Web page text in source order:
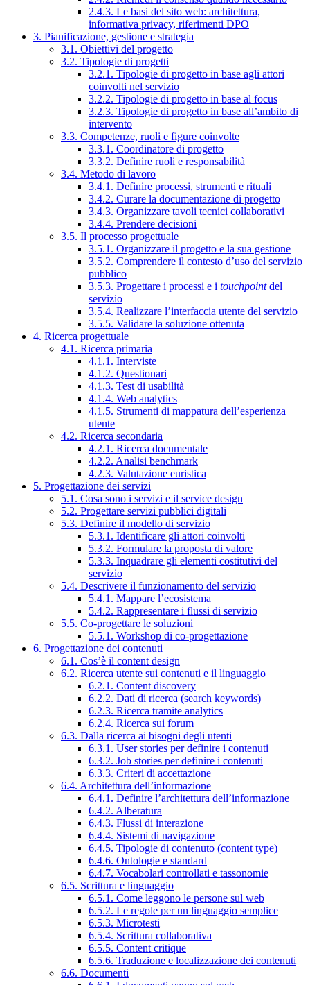
2.4.3. Le basi del sito web: architettura,
informativa privacy, riferimenti DPO
3. Pianificazione, gestione e strategia
3.1. Obiettivi del progetto
3.2. Tipologie di progetti
3.2.1. Tipologie di progetto in base agli attori
coinvolti nel servizio
3.2.2. Tipologie di progetto in base al focus
3.2.3. Tipologie di progetto in base all’ambito di
intervento
3.3. Competenze, ruoli e figure coinvolte
3.3.1. Coordinatore di progetto
3.3.2. Definire ruoli e responsabilità
3.4. Metodo di lavoro
3.4.1. Definire processi, strumenti e rituali
3.4.2. Curare la documentazione di progetto
3.4.3. Organizzare tavoli tecnici collaborativi
3.4.4. Prendere decisioni
3.5. Il processo progettuale
3.5.1. Organizzare il progetto e la sua gestione
3.5.2. Comprendere il contesto d’uso del servizio
pubblico
3.5.3. Progettare i processi e i touchpointdel
servizio
3.5.4. Realizzare l’interfaccia utente del servizio
3.5.5. Validare la soluzione ottenuta
4. Ricerca progettuale
4.1. Ricerca primaria
4.1.1. Interviste
4.1.2. Questionari
4.1.3. Test di usabilità
4.1.4. Web analytics
4.1.5. Strumenti di mappatura dell’esperienza
utente
4.2. Ricerca secondaria
4.2.1. Ricerca documentale
4.2.2. Analisi benchmark
4.2.3. Valutazione euristica
5. Progettazione dei servizi
5.1. Cosa sono i servizi e il service design
5.2. Progettare servizi pubblici digitali
5.3. Definire il modello di servizio
5.3.1. Identificare gli attori coinvolti
5.3.2. Formulare la proposta di valore
5.3.3. Inquadrare gli elementi costitutivi del
servizio
5.4. Descrivere il funzionamento del servizio
5.4.1. Mappare l’ecosistema
5.4.2. Rappresentare i flussi di servizio
5.5. Co-progettare le soluzioni
5.5.1. Workshop di co-progettazione
6. Progettazione dei contenuti
6.1. Cos’è il content design
6.2. Ricerca utente sui contenuti e il linguaggio
6.2.1. Content discovery
6.2.2. Dati di ricerca (search keywords)
6.2.3. Ricerca tramite analytics
6.2.4. Ricerca sui forum
6.3. Dalla ricerca ai bisogni degli utenti
6.3.1. User stories per definire i contenuti
6.3.2. Job stories per definire i contenuti
6.3.3. Criteri di accettazione
6.4. Architettura dell’informazione
6.4.1. Definire l’architettura dell’informazione
6.4.2. Alberatura
6.4.3. Flussi di interazione
6.4.4. Sistemi di navigazione
6.4.5. Tipologie di contenuto (content type)
6.4.6. Ontologie e standard
6.4.7. Vocabolari controllati e tassonomie
6.5. Scrittura e linguaggio
6.5.1. Come leggono le persone sul web
6.5.2. Le regole per un linguaggio semplice
6.5.3. Microtesti
6.5.4. Scrittura collaborativa
6.5.5. Content critique
6.5.6. Traduzione e localizzazione dei contenuti
6.6. Documenti